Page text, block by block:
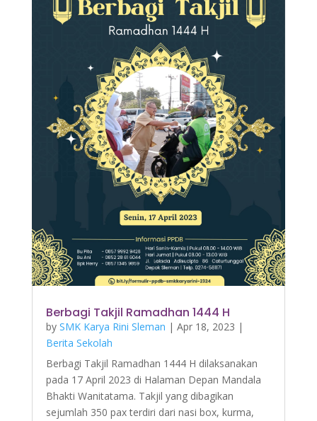
Berbagi Takjil Ramadhan 1444 H
by SMK Karya Rini Sleman | Apr 18, 2023 |
Berita Sekolah
Berbagi Takjil Ramadhan 1444 H dilaksanakan
pada 17 April 2023 di Halaman Depan Mandala
Bhakti Wanitatama. Takjil yang dibagikan
sejumlah 350 pax terdiri dari nasi box, kurma,